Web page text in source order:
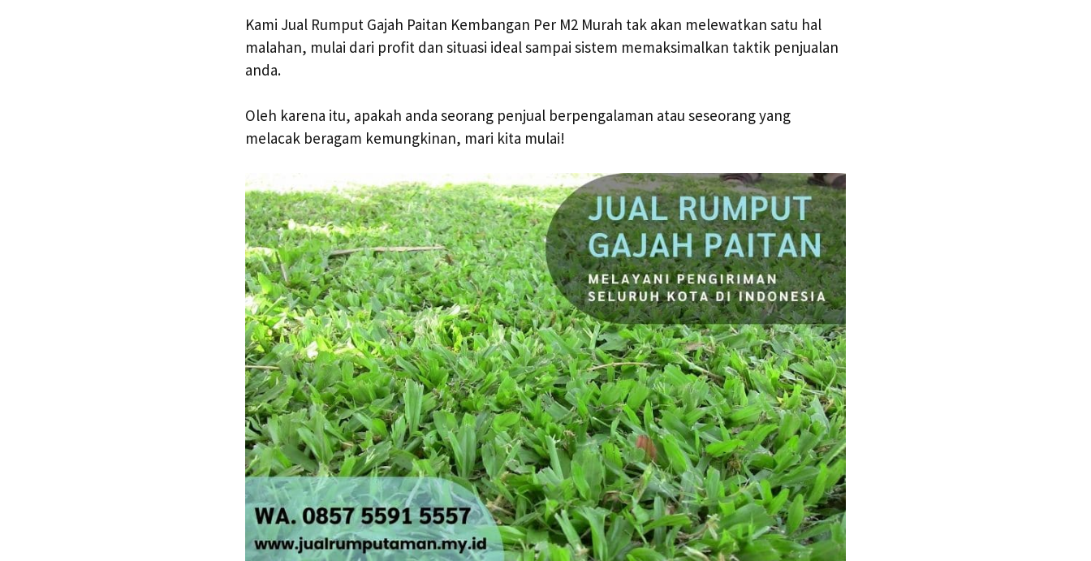
Kami Jual Rumput Gajah Paitan Kembangan Per M2 Murah tak akan melewatkan satu hal
malahan, mulai dari profit dan situasi ideal sampai sistem memaksimalkan taktik penjualan
anda.
Oleh karena itu, apakah anda seorang penjual berpengalaman atau seseorang yang
melacak beragam kemungkinan, mari kita mulai!